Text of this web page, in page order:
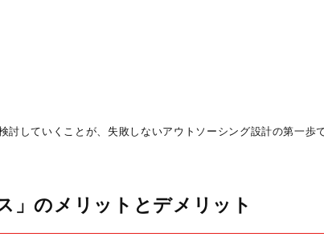
討していくことが、失敗しないアウトソーシング設計の第一歩
」のメリットとデメリット